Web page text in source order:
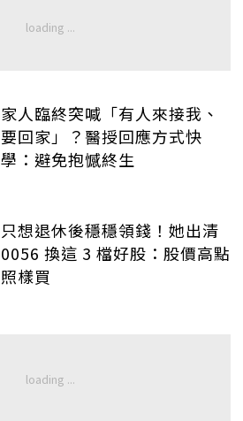
家人臨終突喊「有人來接我、
要回家」？醫授回應方式快
學：避免抱憾終生
只想退休後穩穩領錢！她出清
0056 換這 3 檔好股：股價高點
照樣買